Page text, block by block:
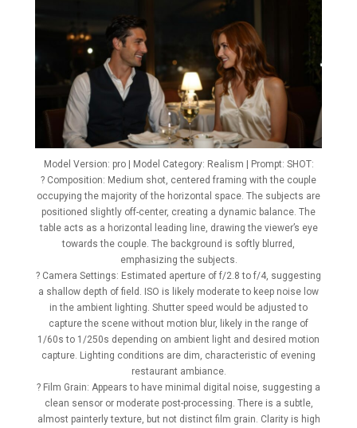
Model Version: pro | Model Category: Realism | Prompt: SHOT:
? Composition: Medium shot, centered framing with the couple
occupying the majority of the horizontal space. The subjects are
positioned slightly off-center, creating a dynamic balance. The
table acts as a horizontal leading line, drawing the viewer’s eye
towards the couple. The background is softly blurred,
emphasizing the subjects.
? Camera Settings: Estimated aperture of f/2.8 to f/4, suggesting
a shallow depth of field. ISO is likely moderate to keep noise low
in the ambient lighting. Shutter speed would be adjusted to
capture the scene without motion blur, likely in the range of
1/60s to 1/250s depending on ambient light and desired motion
capture. Lighting conditions are dim, characteristic of evening
restaurant ambiance.
? Film Grain: Appears to have minimal digital noise, suggesting a
clean sensor or moderate post-processing. There is a subtle,
almost painterly texture, but not distinct film grain. Clarity is high